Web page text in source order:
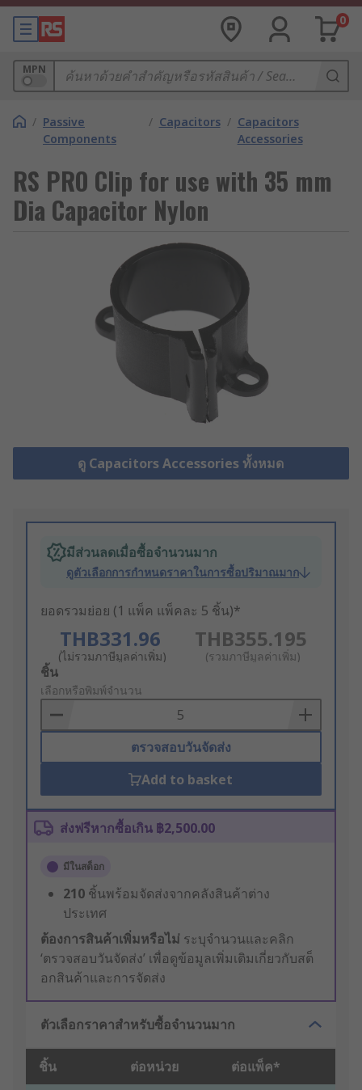
0
MPN
/ Passive
Components
/ Capacitors / Capacitors
Accessories
RS PRO Clip for use with 35 mm
Dia Capacitor Nylon
ดู Capacitors Accessories ทั้งหมด
มีส่วนลดเมื่อซื้อจำนวนมาก
ดูตัวเลือกการกำหนดราคาในการซื้อปริมาณมาก
ยอดรวมย่อย (1 แพ็ค แพ็คละ 5 ชิ้น)*
THB331.96
(ไม่รวมภาษีมูลค่าเพิ่ม)
THB355.195
(รวมภาษีมูลค่าเพิ่ม)
Add
to
Basket
ชิ้น
เลือกหรือพิมพ์จำนวน
ตรวจสอบวันจัดส่ง
Add to basket
ส่งฟรีหากซื้อเกิน ฿2,500.00
มีในสต็อก
210 ชิ้นพร้อมจัดส่งจากคลังสินค้าต่าง
ประเทศ
ต้องการสินค้าเพิ่มหรือไม่ ระบุจำนวนและคลิก
‘ตรวจสอบวันจัดส่ง’ เพื่อดูข้อมูลเพิ่มเติมเกี่ยวกับสต็
อกสินค้าและการจัดส่ง
ตัวเลือกราคาสำหรับซื้อจำนวนมาก
ชิ้น ต่อหน่วย ต่อแพ็ค*